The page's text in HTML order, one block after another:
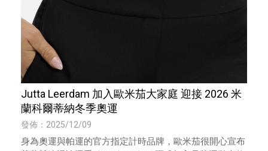
Jutta Leerdam 加入歐米茄大家庭 迎接 2026 米
蘭科爾蒂納冬季奧運
發佈：2025/12/09
身為奧運與帕運的官方指定計時品牌，歐米茄很開心宣布